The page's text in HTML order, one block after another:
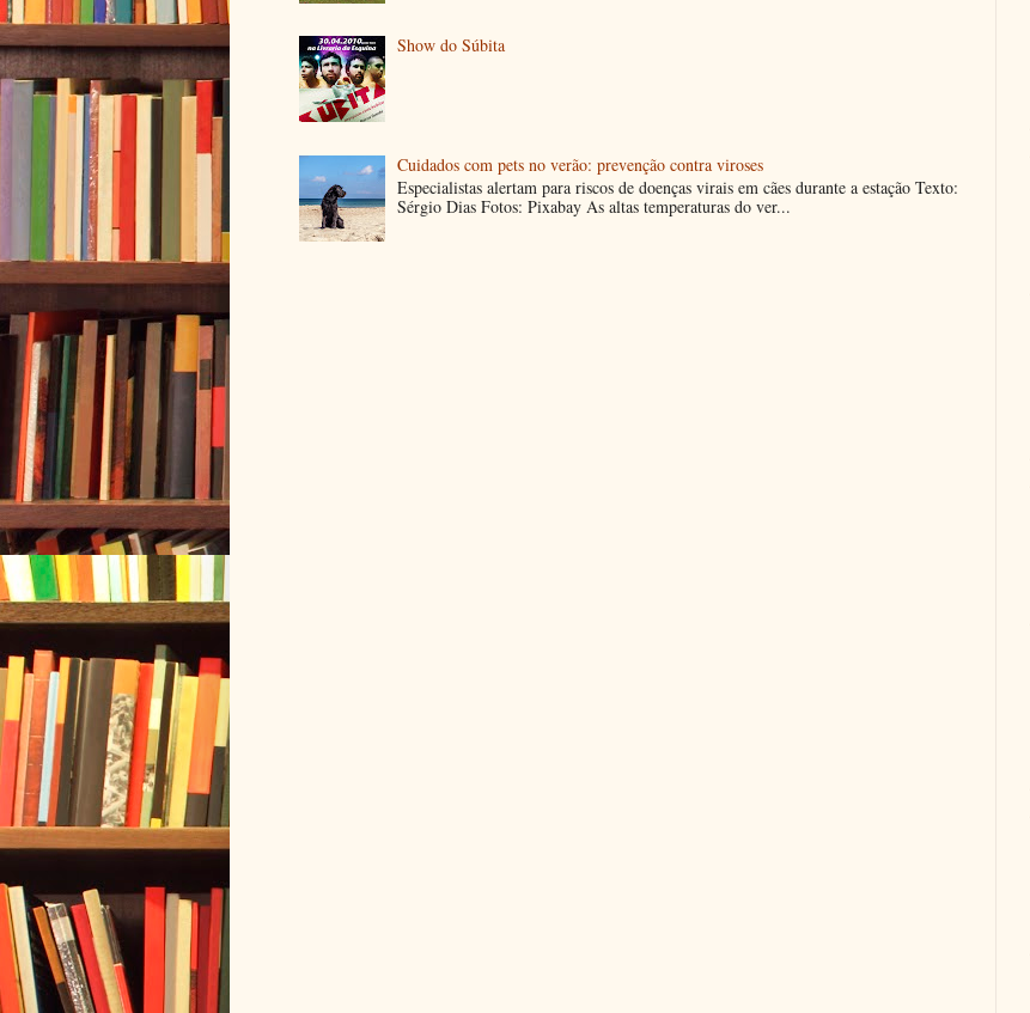
Show do Súbita
Cuidados com pets no verão: prevenção contra viroses
Especialistas alertam para riscos de doenças virais em cães durante a estação Texto:
Sérgio Dias Fotos: Pixabay As altas temperaturas do ver...